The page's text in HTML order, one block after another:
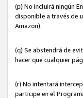
(p) No incluirá ningún
disponible a través de
Amazon).
(q) Se abstendrá de
hacer que cualquier
(r) No intentará
participe en el